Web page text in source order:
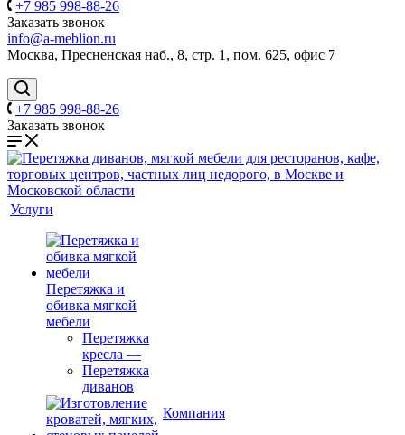
+7 985 998-88-26
Заказать звонок
info@a-meblion.ru
Москва, Пресненская наб., 8, стр. 1, пом. 625, офис 7
+7 985 998-88-26
Заказать звонок
Услуги
Перетяжка и
обивка мягкой
мебели
Перетяжка
кресла —
Перетяжка
диванов
Компания